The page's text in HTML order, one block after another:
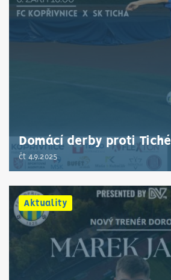
Domácí derby proti Tiché
čt 4.9.2025
Aktuality